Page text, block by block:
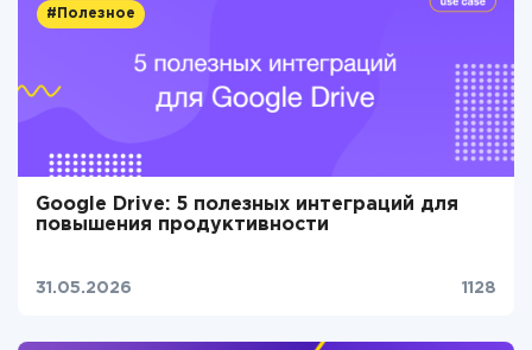
#Полезное
Google Drive: 5 полезных интеграций для
повышения продуктивности
31.05.2026 1128